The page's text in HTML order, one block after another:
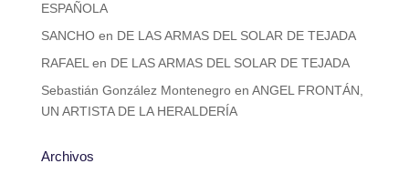
ESPAÑOLA
SANCHOen DE LAS ARMAS DEL SOLAR DE TEJADA
RAFAEL en DE LAS ARMAS DEL SOLAR DE TEJADA
Sebastián González Montenegroen ANGEL FRONTÁN,
UN ARTISTA DE LA HERALDERÍA
Archivos